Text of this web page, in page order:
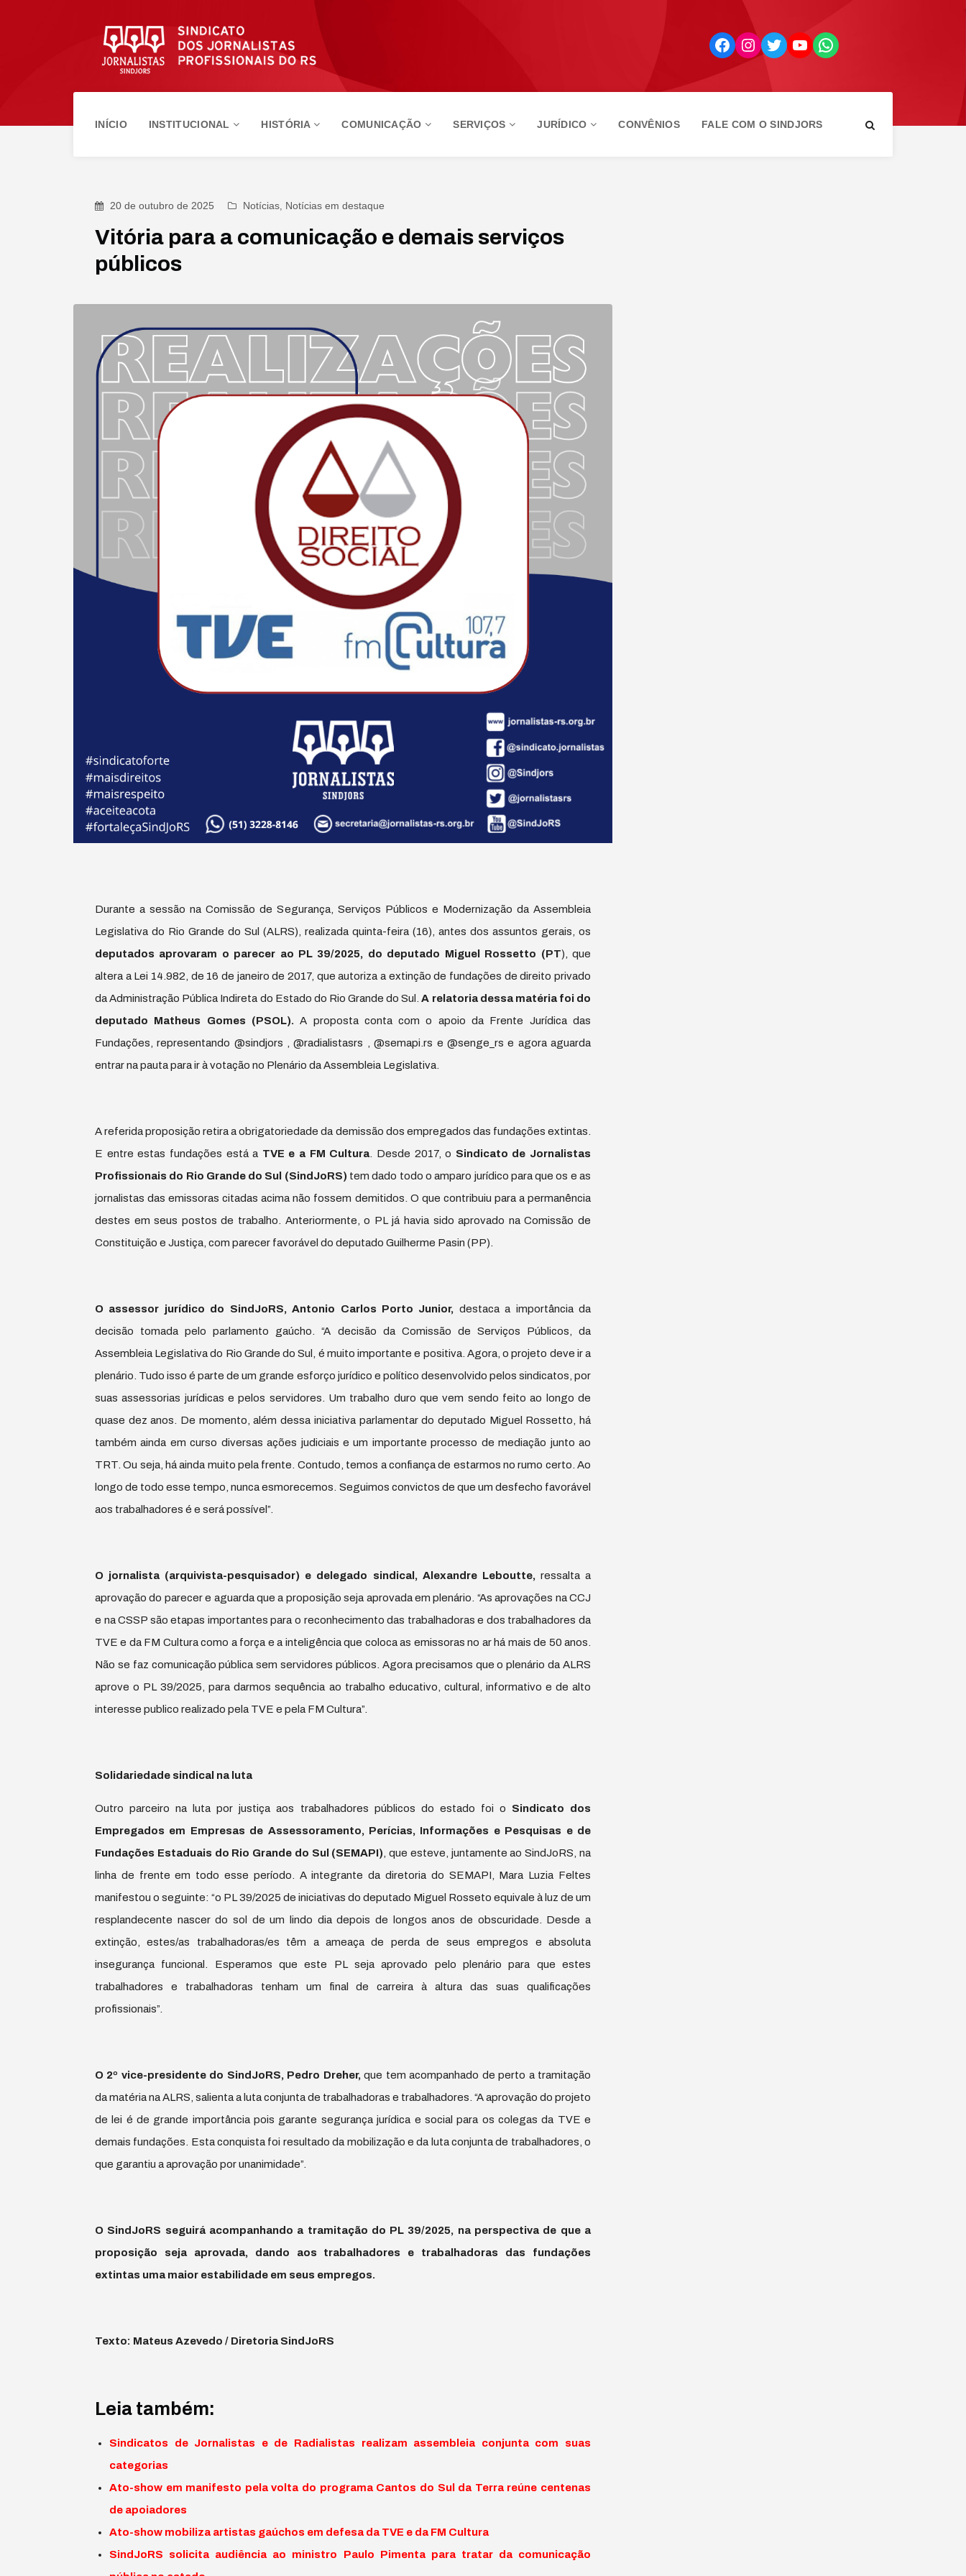
FacebookInstagram
TwitterYouTubeWhatsApp
INÍCIO INSTITUCIONAL HISTÓRIA COMUNICAÇÃO SERVIÇOS JURÍDICO CONVÊNIOS FALE COM O SINDJORS
20 de outubro de 2025 Notícias, Notícias em destaque
Vitória para a comunicação e demais serviços
públicos
Durante a sessão na Comissão de Segurança, Serviços Públicos e Modernização da Assembleia
Legislativa do Rio Grande do Sul (ALRS), realizada quinta-feira (16), antes dos assuntos gerais, os
deputados aprovaram o parecer ao PL 39/2025, do deputado Miguel Rossetto (PT), que
altera a Lei 14.982, de 16 de janeiro de 2017, que autoriza a extinção de fundações de direito privado
da Administração Pública Indireta do Estado do Rio Grande do Sul.A relatoria dessa matéria foi do
deputado Matheus Gomes (PSOL).A proposta conta com o apoio da Frente Jurídica das
Fundações, representando @sindjors , @radialistasrs , @semapi.rs e @senge_rs e agora aguarda
entrar na pauta para ir à votação no Plenário da Assembleia Legislativa.
A referida proposição retira a obrigatoriedade da demissão dos empregados das fundações extintas.
E entre estas fundações está a TVE e a FM Cultura . Desde 2017, o Sindicato de Jornalistas
Profissionais do Rio Grande do Sul (SindJoRS) tem dado todo o amparo jurídico para que os e as
jornalistas das emissoras citadas acima não fossem demitidos. O que contribuiu para a permanência
destes em seus postos de trabalho. Anteriormente, o PL já havia sido aprovado na Comissão de
Constituição e Justiça, com parecer favorável do deputado Guilherme Pasin (PP).
O assessor jurídico do SindJoRS, Antonio Carlos Porto Junior, destaca a importância da
decisão tomada pelo parlamento gaúcho. “A decisão da Comissão de Serviços Públicos, da
Assembleia Legislativa do Rio Grande do Sul, é muito importante e positiva. Agora, o projeto deve ir a
plenário. Tudo isso é parte de um grande esforço jurídico e político desenvolvido pelos sindicatos, por
suas assessorias jurídicas e pelos servidores. Um trabalho duro que vem sendo feito ao longo de
quase dez anos. De momento, além dessa iniciativa parlamentar do deputado Miguel Rossetto, há
também ainda em curso diversas ações judiciais e um importante processo de mediação junto ao
TRT. Ou seja, há ainda muito pela frente. Contudo, temos a confiança de estarmos no rumo certo. Ao
longo de todo esse tempo, nunca esmorecemos. Seguimos convictos de que um desfecho favorável
aos trabalhadores é e será possível”.
O jornalista (arquivista-pesquisador) e delegado sindical, Alexandre Leboutte, ressalta a
aprovação do parecer e aguarda que a proposição seja aprovada em plenário. “As aprovações na CCJ
e na CSSP são etapas importantes para o reconhecimento das trabalhadoras e dos trabalhadores da
TVE e da FM Cultura como a força e a inteligência que coloca as emissoras no ar há mais de 50 anos.
Não se faz comunicação pública sem servidores públicos. Agora precisamos que o plenário da ALRS
aprove o PL 39/2025, para darmos sequência ao trabalho educativo, cultural, informativo e de alto
interesse publico realizado pela TVE e pela FM Cultura”.
Solidariedade sindical na luta
Outro parceiro na luta por justiça aos trabalhadores públicos do estado foi o Sindicato dos
Empregados em Empresas de Assessoramento, Perícias, Informações e Pesquisas e de
Fundações Estaduais do Rio Grande do Sul (SEMAPI) , que esteve, juntamente ao SindJoRS, na
linha de frente em todo esse período. A integrante da diretoria do SEMAPI, Mara Luzia Feltes
manifestou o seguinte: “o PL 39/2025 de iniciativas do deputado Miguel Rosseto equivale à luz de um
resplandecente nascer do sol de um lindo dia depois de longos anos de obscuridade. Desde a
extinção, estes/as trabalhadoras/es têm a ameaça de perda de seus empregos e absoluta
insegurança funcional. Esperamos que este PL seja aprovado pelo plenário para que estes
trabalhadores e trabalhadoras tenham um final de carreira à altura das suas qualificações
profissionais”.
O 2º vice-presidente do SindJoRS, Pedro Dreher, que tem acompanhado de perto a tramitação
da matéria na ALRS, salienta a luta conjunta de trabalhadoras e trabalhadores. “A aprovação do projeto
de lei é de grande importância pois garante segurança jurídica e social para os colegas da TVE e
demais fundações. Esta conquista foi resultado da mobilização e da luta conjunta de trabalhadores, o
que garantiu a aprovação por unanimidade”.
O SindJoRS seguirá acompanhando a tramitação do PL 39/2025, na perspectiva de que a
proposição seja aprovada, dando aos trabalhadores e trabalhadoras das fundações
extintas uma maior estabilidade em seus empregos.
Texto: Mateus Azevedo / Diretoria SindJoRS
Leia também:
Sindicatos de Jornalistas e de Radialistas realizam assembleia conjunta com suas
categorias
Ato-show em manifesto pela volta do programa Cantos do Sul da Terra reúne centenas
de apoiadores
Ato-show mobiliza artistas gaúchos em defesa da TVE e da FM Cultura
SindJoRS solicita audiência ao ministro Paulo Pimenta para tratar da comunicação